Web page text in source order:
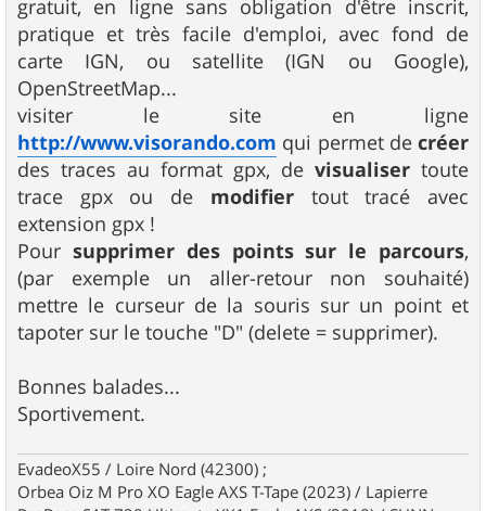
a
g
e
gratuit, en ligne sans obligation d'être inscrit,
pratique et très facile d'emploi, avec fond de
carte IGN, ou satellite (IGN ou Google),
OpenStreetMap...
visiter le site en ligne
http://www.visorando.com qui permet de créer
des traces au format gpx, de visualiser toute
trace gpx ou de modifiertout tracé avec
extension gpx !
Pour supprimer des points sur le parcours,
(par exemple un aller-retour non souhaité)
mettre le curseur de la souris sur un point et
tapoter sur le touche "D" (delete = supprimer).
Bonnes balades...
Sportivement.
EvadeoX55 / Loire Nord (42300) ;
Orbea Oiz M Pro XO Eagle AXS T-Tape (2023) / Lapierre